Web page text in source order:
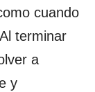
cuando
terminar
a
y